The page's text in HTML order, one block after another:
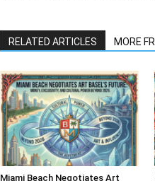
RELATED ARTICLES MORE
Miami Beach Negotiates Art